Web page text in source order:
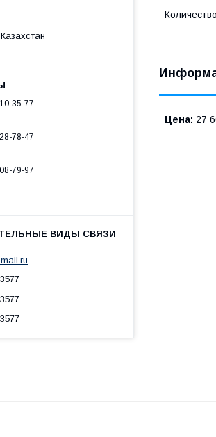
Цена: 27
35-77
78-47
79-97